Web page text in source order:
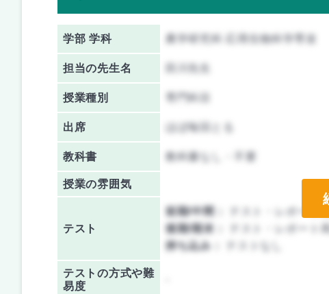
学部 学科 農学研究科 応用生物科学専攻
担当の先生名
授業種別 専門科目
出席 ほぼ毎回とる
教科書 教科書なし・不要
授業の雰囲気
テスト
前期/中間：
後期/期末：
持ち込み：
テストの方式や難
易度